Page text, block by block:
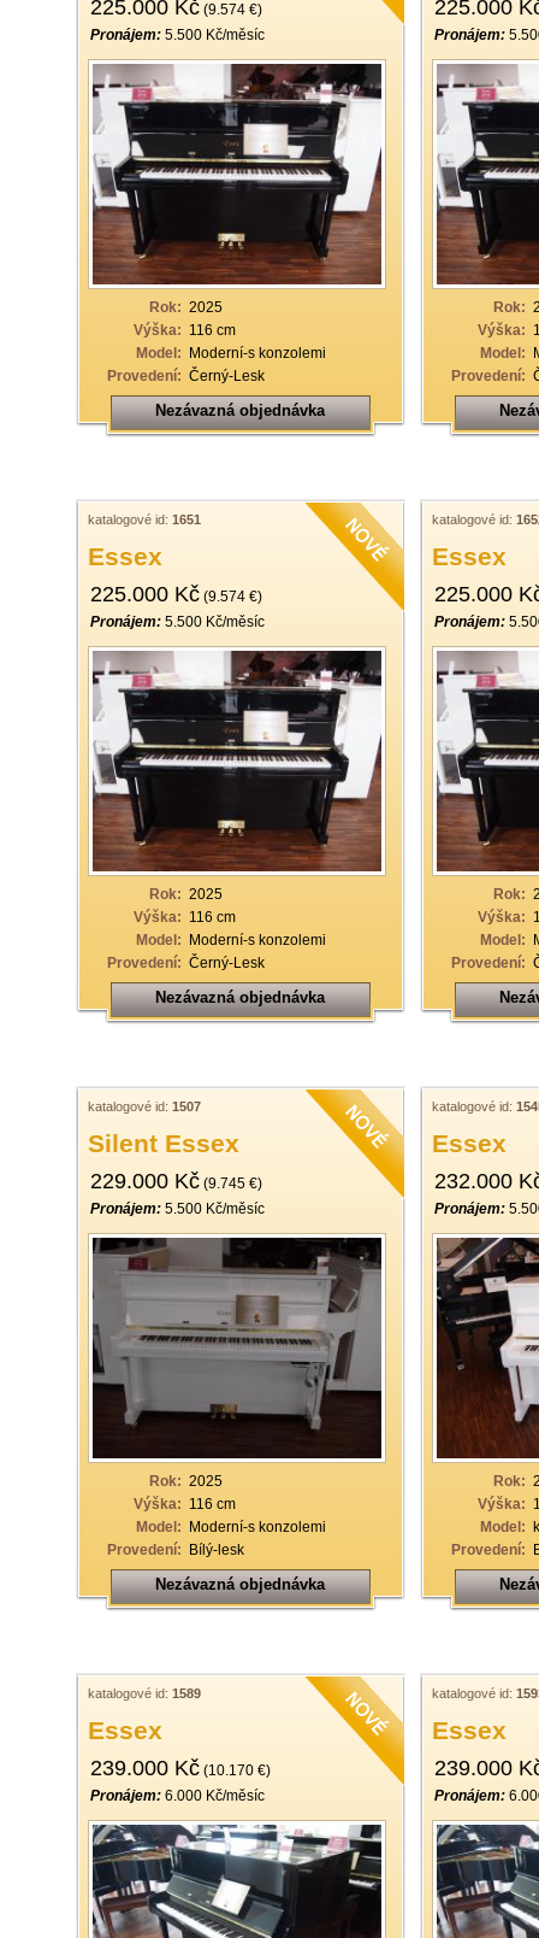
225.000 Kč (9.574 €)
Pronájem: 5.500 Kč/měsíc
Rok: 2025
Výška: 116 cm
Model: Moderní-s konzolemi
Provedení: Černý-Lesk
Nezávazná objednávka
225.000
Pronájem:
Rok:
Výška:
Model:
Provedení:
katalogové id: 1651
Essex
225.000 Kč (9.574 €)
Pronájem: 5.500 Kč/měsíc
Rok: 2025
Výška: 116 cm
Model: Moderní-s konzolemi
Provedení: Černý-Lesk
Nezávazná objednávka
katalogové id:
Essex
225.000
Pronájem:
Rok:
Výška:
Model:
Provedení:
katalogové id: 1507
Silent Essex
229.000 Kč (9.745 €)
Pronájem: 5.500 Kč/měsíc
Rok: 2025
Výška: 116 cm
Model: Moderní-s konzolemi
Provedení: Bílý-lesk
Nezávazná objednávka
katalogové id:
Essex
232.000
Pronájem:
Rok:
Výška:
Model:
Provedení:
katalogové id: 1589
Essex
239.000 Kč (10.170 €)
Pronájem: 6.000 Kč/měsíc
katalogové id:
Essex
239.000
Pronájem: